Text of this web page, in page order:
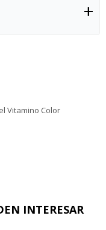
Vitamino Color
INTERESAR